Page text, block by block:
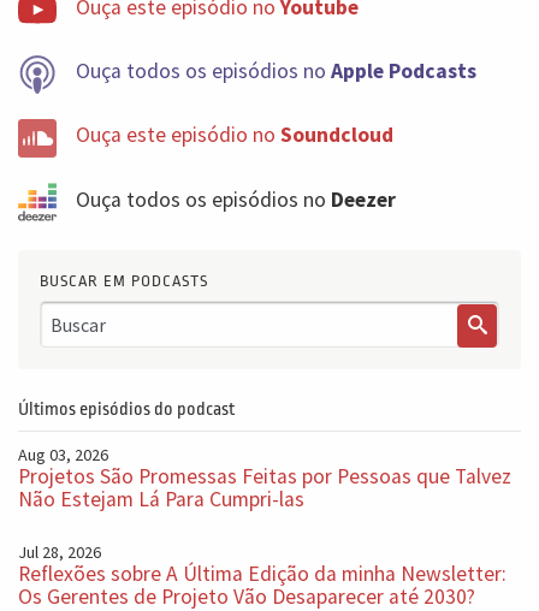
é a culpada por todos os problemas. Cabe a nós
previsibilidade que ela nos traz, sem deixar que esse
entusiasmo tecnológico nos cegue, falando que tem
agora uma solução que faz tudo do zero ao 100%,
porque isso não é verdade. Pensem bastante nisso.
Espero que vocês tenham gostado desse episódio e
Podcast. Até lá!
Ouça este episódio noYoutube
Ouça todos os episódios no Apple Podcasts
Ouça este episódio no Soundcloud
Ouça todos os episódios no Deezer
BUSCAR EM PODCASTS
Últimos episódios do podcast
Aug 03, 2026
Projetos São Promessas Feitas por Pessoas que Talvez
Não Estejam Lá Para Cumpri-las
Jul 28, 2026
Reflexões sobre A Última Edição da minha Newsletter:
Os Gerentes de Projeto Vão Desaparecer até 2030?